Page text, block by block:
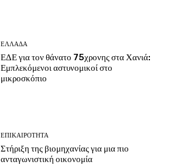
ΕΛΛΑΔΑ
ΕΔΕ για τον θάνατο 75χρονης στα Χανιά:
Εμπλεκόμενοι αστυνομικοί στο
μικροσκόπιο
ΕΠΙΚΑΙΡΟΤΗΤΑ
Στήριξη της βιομηχανίας για μια πιο
ανταγωνιστική οικονομία